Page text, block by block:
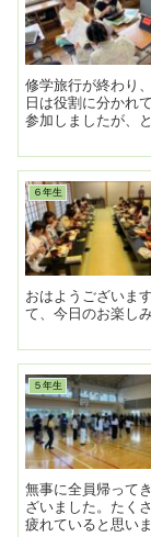
修学旅行が終わり
日は役割に分かれ
参加しましたが、
６年生
おはようございま
て、今日のお楽し
５年生
無事に全員帰って
ざいました。たく
疲れていると思い